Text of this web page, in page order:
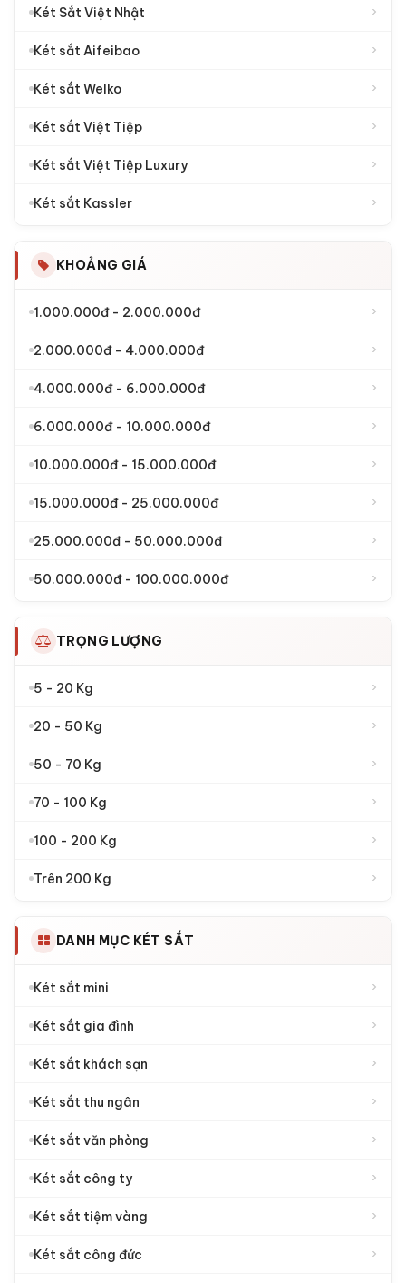
Két Sắt Việt Nhật ›
Két sắt Aifeibao ›
Két sắt Welko ›
Két sắt Việt Tiệp ›
Két sắt Việt Tiệp Luxury ›
Két sắt Kassler ›
KHOẢNG GIÁ
1.000.000đ - 2.000.000đ ›
2.000.000đ - 4.000.000đ ›
4.000.000đ - 6.000.000đ ›
6.000.000đ - 10.000.000đ ›
10.000.000đ - 15.000.000đ ›
15.000.000đ - 25.000.000đ ›
25.000.000đ - 50.000.000đ ›
50.000.000đ - 100.000.000đ ›
TRỌNG LƯỢNG
5 - 20 Kg ›
20 - 50 Kg ›
50 - 70 Kg ›
70 - 100 Kg ›
100 - 200 Kg ›
Trên 200 Kg ›
DANH MỤC KÉT SẮT
Két sắt mini ›
Két sắt gia đình ›
Két sắt khách sạn ›
Két sắt thu ngân ›
Két sắt văn phòng ›
Két sắt công ty ›
Két sắt tiệm vàng ›
Két sắt công đức ›